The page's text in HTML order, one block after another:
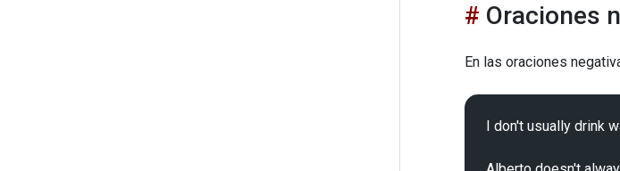
Oraciones
En las oraciones
I don't usually drink